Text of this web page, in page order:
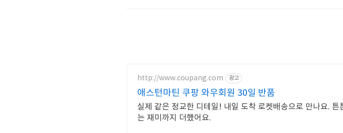
http://www.coupang.com 광고
애스턴마틴 쿠팡 와우회원 30일 반품
실제 같은 정교한 디테일! 내일 도착 로켓배송으로 만나요.
는 재미까지 더했어요.